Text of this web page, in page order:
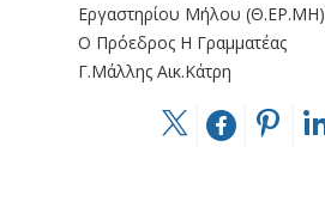
Εργαστηρίου Μήλου (Θ.ΕΡ.ΜΗ)
Ο Πρόεδρος Η Γραμματέας
Γ.Μάλλης Αικ.Κάτρη